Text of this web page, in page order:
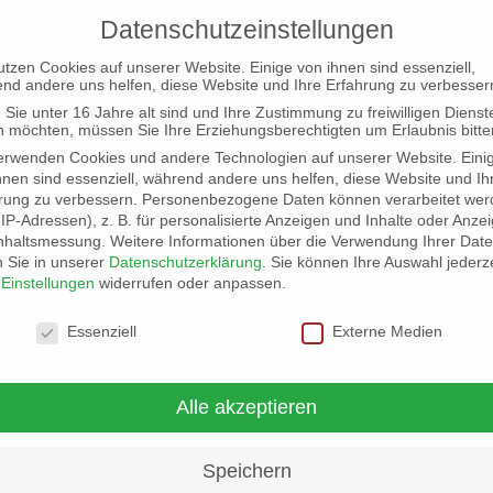
am 10.09.2022
Datenschutzeinstellungen
Cookies auf unserer Website. Einige von ihnen sind essenziell,
andere uns helfen, diese Website und Ihre Erfahrung zu
Sie unter 16 Jahre alt sind und Ihre Zustimmung zu freiwilligen
möchten, müssen Sie Ihre Erziehungsberechtigten um Erlaubnis
Cookies und andere Technologien auf unserer Website.
sind essenziell, während andere uns helfen, diese Website und
zu verbessern.
Personenbezogene Daten können verarbeitet
Adressen), z. B. für personalisierte Anzeigen und Inhalte oder
Weitere Informationen über die Verwendung Ihrer
Sie in unserer Datenschutzerklärung
Sie können Ihre Auswahl
Einstellungen widerrufen oder anpassen.
Essenziell
Externe Medien
Alle akzeptieren
Speichern